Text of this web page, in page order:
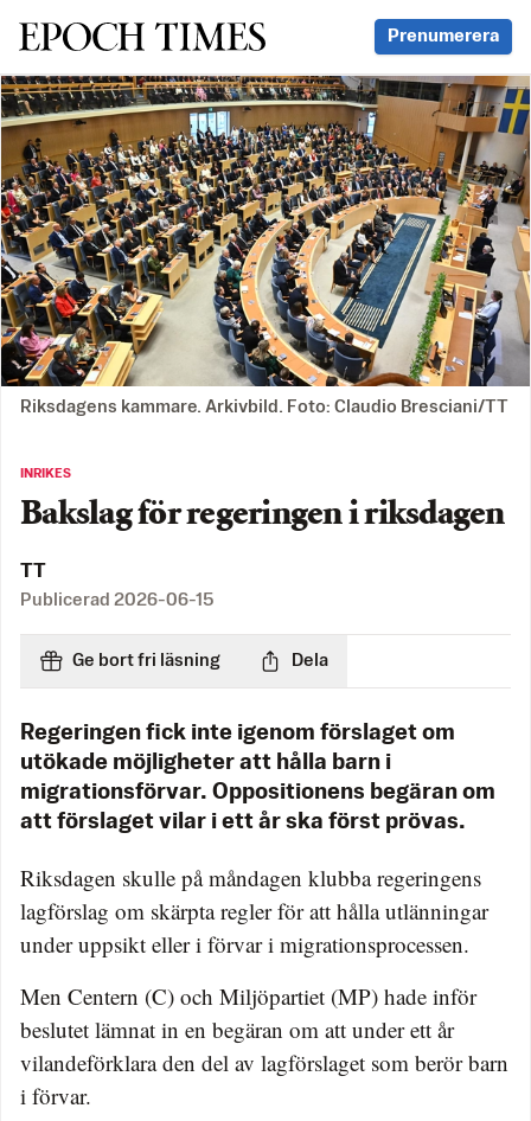
Svenska Epoch Times Prenumerera
Riksdagens kammare. Arkivbild. Foto: Claudio Bresciani/TT
INRIKES
Bakslag för regeringen i riksdagen
TT
Publicerad 2026-06-15
Ge bort fri läsning Dela
Regeringen fick inte igenom förslaget om
utökade möjligheter att hålla barn i
migrationsförvar. Oppositionens begäran om
att förslaget vilar i ett år ska först prövas.
Riksdagen skulle på måndagen klubba regeringens
lagförslag om skärpta regler för att hålla utlänningar
under uppsikt eller i förvar i migrationsprocessen.
Men Centern (C) och Miljöpartiet (MP) hade inför
beslutet lämnat in en begäran om att under ett år
vilandeförklara den del av lagförslaget som berör barn
i förvar.